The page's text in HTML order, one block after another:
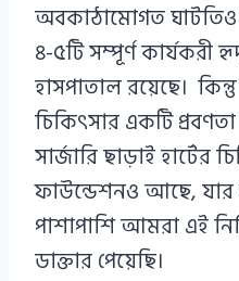
অবকাঠামোগত ঘাটতিও
৪-৫টি সম্পূর্ণ কার্যকরী
হাসপাতাল রয়েছে।
চিকিৎসার একটি
সার্জারি ছাড়াই হার্টের
ফাউন্ডেশনও আছে, যার
পাশাপাশি আমরা এই
ডাক্তার পেয়েছি।